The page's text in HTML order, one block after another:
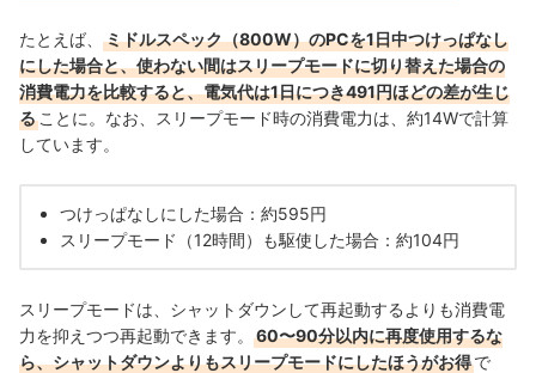
たとえば、
ミドルスペック（800W）のPCを1日中つけっぱなし
にした場合と、使わない間はスリープモードに切り替えた場合の
消費電力を比較すると、電気代は1日につき491円ほどの差が生じ
る ことに。なお、スリープモード時の消費電力は、約14Wで計算
しています。
つけっぱなしにした場合：約595円
スリープモード（12時間）も駆使した場合：約104円
スリープモードは、シャットダウンして再起動するよりも消費電
力を抑えつつ再起動できます。
60〜90分以内に再度使用するな
ら、シャットダウンよりもスリープモードにしたほうがお得で